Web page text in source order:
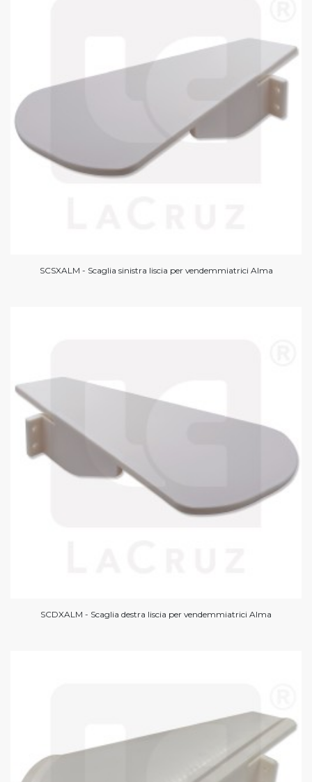
SCSXALM - Scaglia sinistra liscia per vendemmiatrici Alma
SCDXALM - Scaglia destra liscia per vendemmiatrici Alma